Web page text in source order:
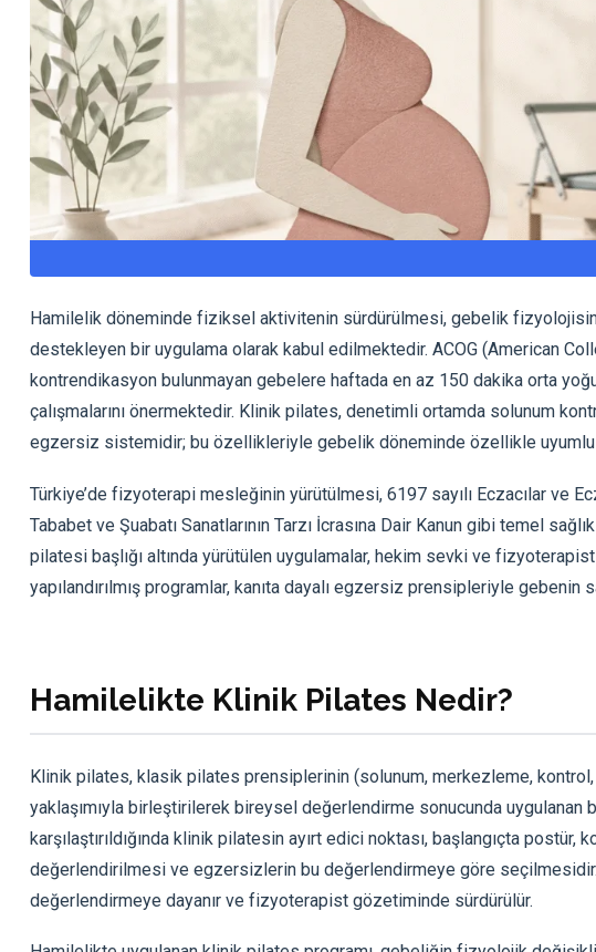
Hamilelik döneminde fiziksel aktivitenin sürdürülmesi, gebelik
destekleyen bir uygulama olarak kabul edilmektedir. ACOG (American
kontrendikasyon bulunmayan gebelere haftada en az 150 dakika orta
çalışmalarını önermektedir. Klinik pilates, denetimli ortamda solunum
egzersiz sistemidir; bu özellikleriyle gebelik döneminde özellikle
Türkiye’de fizyoterapi mesleğinin yürütülmesi, 6197 sayılı Eczacılar ve
Tababet ve Şuabatı Sanatlarının Tarzı İcrasına Dair Kanun gibi temel
pilatesi başlığı altında yürütülen uygulamalar, hekim sevki ve
yapılandırılmış programlar, kanıta dayalı egzersiz prensipleriyle
Hamilelikte Klinik Pilates Nedir?
Klinik pilates, klasik pilates prensiplerinin (solunum, merkezleme, kontrol,
yaklaşımıyla birleştirilerek bireysel değerlendirme sonucunda
karşılaştırıldığında klinik pilatesin ayırt edici noktası, başlangıçta
değerlendirilmesi ve egzersizlerin bu değerlendirmeye göre
değerlendirmeye dayanır ve fizyoterapist gözetiminde sürdürülür.